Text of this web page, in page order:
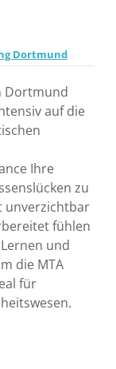
Dortmund
Dortmund
auf die
Ihre
zu
unverzichtbar
fühlen
und
die MTA
für